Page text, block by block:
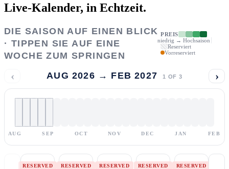
Live-Kalender, in Echtzeit.
DIE SAISON AUF EINEN BLICK
· TIPPEN SIE AUF EINE
WOCHE ZUM SPRINGEN
PREIS
niedrig → Hochsaison
Reserviert
Vorreserviert
‹ AUG 2026 → FEB 2027 1 OF 3 ›
AUG SEP OCT NOV DEC JAN FEB
RESERVED RESERVED RESERVED RESERVED RESERVED